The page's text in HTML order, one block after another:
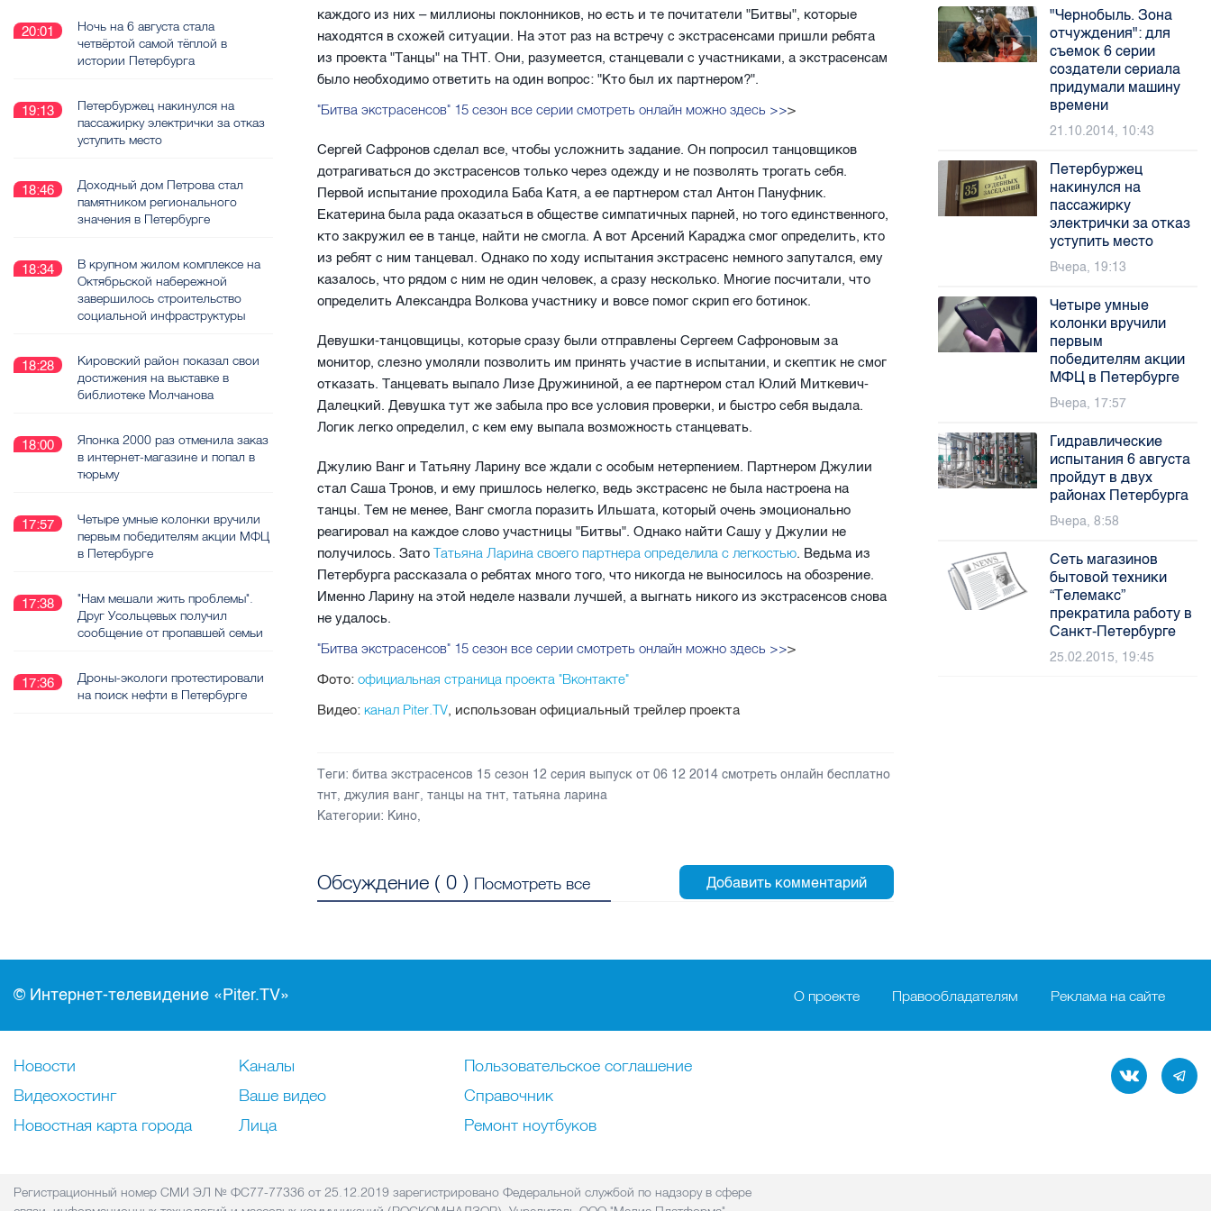
каждого из них – миллионы поклонников, но есть и те почитатели "Битвы", которые
находятся в схожей ситуации. На этот раз на встречу с экстрасенсами пришли ребята
из проекта "Танцы" на ТНТ. Они, разумеется, станцевали с участниками, а экстрасенсам
было необходимо ответить на один вопрос: "Кто был их партнером?".
"Битва экстрасенсов" 15 сезон все серии смотреть онлайн можно здесь >>>
Сергей Сафронов сделал все, чтобы усложнить задание. Он попросил танцовщиков
дотрагиваться до экстрасенсов только через одежду и не позволять трогать себя.
Первой испытание проходила Баба Катя, а ее партнером стал Антон Пануфник.
Екатерина была рада оказаться в обществе симпатичных парней, но того единственного,
кто закружил ее в танце, найти не смогла. А вот Арсений Караджа смог определить, кто
из ребят с ним танцевал. Однако по ходу испытания экстрасенс немного запутался, ему
казалось, что рядом с ним не один человек, а сразу несколько. Многие посчитали, что
определить Александра Волкова участнику и вовсе помог скрип его ботинок.
Девушки-танцовщицы, которые сразу были отправлены Сергеем Сафроновым за
монитор, слезно умоляли позволить им принять участие в испытании, и скептик не смог
отказать. Танцевать выпало Лизе Дружининой, а ее партнером стал Юлий Миткевич-
Далецкий. Девушка тут же забыла про все условия проверки, и быстро себя выдала.
Логик легко определил, с кем ему выпала возможность станцевать.
Джулию Ванг и Татьяну Ларину все ждали с особым нетерпением. Партнером Джулии
стал Саша Тронов, и ему пришлось нелегко, ведь экстрасенс не была настроена на
танцы. Тем не менее, Ванг смогла поразить Ильшата, который очень эмоционально
реагировал на каждое слово участницы "Битвы". Однако найти Сашу у Джулии не
получилось. ЗатоТатьяна Ларина своего партнера определила с легкостью. Ведьма из
Петербурга рассказала о ребятах много того, что никогда не выносилось на обозрение.
Именно Ларину на этой неделе назвали лучшей, а выгнать никого из экстрасенсов снова
не удалось.
"Битва экстрасенсов" 15 сезон все серии смотреть онлайн можно здесь >>>
Фото: официальная страница проекта "Вконтакте"
Видео: канал Piter.TV, использован официальный трейлер проекта
Теги: битва экстрасенсов 15 сезон 12 серия выпуск от 06 12 2014 смотреть онлайн бесплатно
тнт,джулия ванг,танцы на тнт,татьяна ларина
Категории: Кино,
Обсуждение (0 ) Посмотреть все
20:01
Ночь на 6 августа стала
четвёртой самой тёплой в
истории Петербурга
19:13
Петербуржец накинулся на
пассажирку электрички за отказ
уступить место
18:46
Доходный дом Петрова стал
памятником регионального
значения в Петербурге
18:34
В крупном жилом комплексе на
Октябрьской набережной
завершилось строительство
социальной инфраструктуры
18:28
Кировский район показал свои
достижения на выставке в
библиотеке Молчанова
18:00
Японка 2000 раз отменила заказ
в интернет-магазине и попал в
тюрьму
17:57
Четыре умные колонки вручили
первым победителям акции МФЦ
в Петербурге
17:38
"Нам мешали жить проблемы".
Друг Усольцевых получил
сообщение от пропавшей семьи
17:36
Дроны-экологи протестировали
на поиск нефти в Петербурге
"Чернобыль. Зона
отчуждения": для
съемок 6 серии
создатели сериала
придумали машину
времени
21.10.2014, 10:43
Петербуржец
накинулся на
пассажирку
электрички за отказ
уступить место
Вчера, 19:13
Четыре умные
колонки вручили
первым
победителям акции
МФЦ в Петербурге
Вчера, 17:57
Гидравлические
испытания 6 августа
пройдут в двух
районах Петербурга
Вчера, 8:58
Сеть магазинов
бытовой техники
“Телемакс”
прекратила работу в
Санкт-Петербурге
25.02.2015, 19:45
© Интернет-телевидение «Piter.TV» О проекте Правообладателям Реклама на сайте
Новости
Видеохостинг
Новостная карта города
Каналы
Ваше видео
Лица
Пользовательское соглашение
Справочник
Ремонт нoутбуков
Регистрационный номер СМИ ЭЛ № ФС77-77336 от 25.12.2019 зарегистрировано Федеральной службой по надзору в сфере